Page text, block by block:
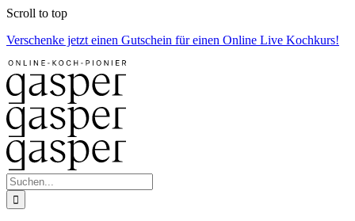
Zum
springen
Scroll to top
Verschenke jetzt einen Gutschein für einen Online Live Kochkurs!
Suche
nach: